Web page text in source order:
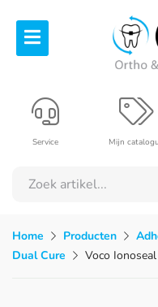
Mijn
Service
Home Producten
Dual Cure
Voco